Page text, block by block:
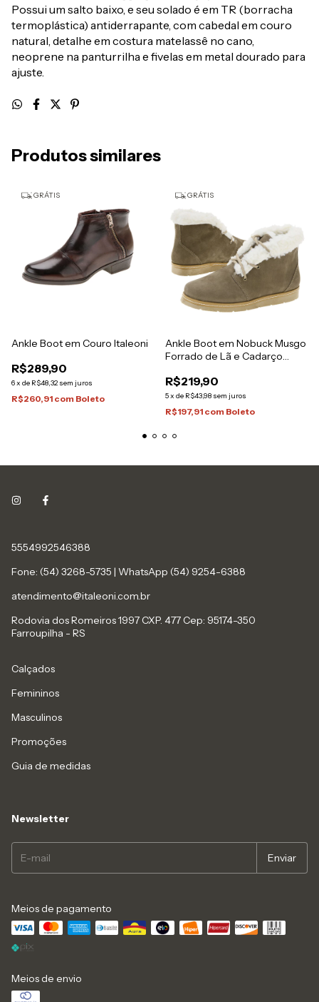
Possui um salto baixo, e seu solado é em TR (borracha
termoplástica) antiderrapante, com cabedal em couro
natural, detalhe em costura matelassê no cano,
neoprene na panturrilha e fivelas em metal dourado para
ajuste.
Produtos similares
GRÁTIS
Ankle Boot em Couro Italeoni
R$289,90
6x de R$48,32 sem juros
R$260,91 com Boleto
GRÁTIS
Ankle Boot em Nobuck Musgo
Forrado de Lã e Cadarço
R$219,90
5x de R$43,98 sem juros
R$197,91 com Boleto
5554992546388
Fone: (54) 3268-5735 | WhatsApp (54) 9254-6388
atendimento@italeoni.com.br
Rodovia dos Romeiros 1997 CXP. 477 Cep: 95174-350
Farroupilha - RS
Calçados
Femininos
Masculinos
Promoções
Guia de medidas
Newsletter
Meios de pagamento
Meios de envio